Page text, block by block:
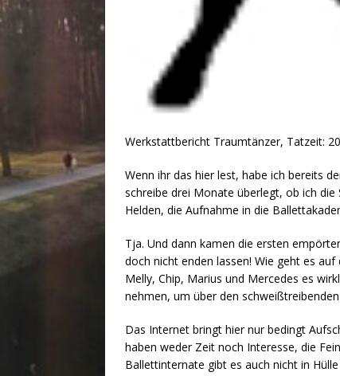
Werkstattbericht Traumtänzer, Tatzeit:
Wenn ihr das hier lest, habe ich bereits
schreibe drei Monate überlegt, ob ich
Helden, die Aufnahme in die
Tja. Und dann kamen die ersten
doch nicht enden lassen! Wie geht es
Melly, Chip, Marius und Mercedes es
nehmen, um über den
Das Internet bringt hier nur bedingt
haben weder Zeit noch Interesse, die
Ballettinternate gibt es auch nicht in